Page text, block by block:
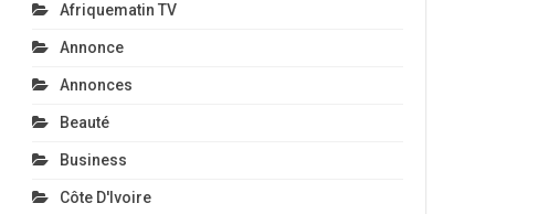
Afriquematin TV
Annonce
Annonces
Beauté
Business
Côte D'Ivoire